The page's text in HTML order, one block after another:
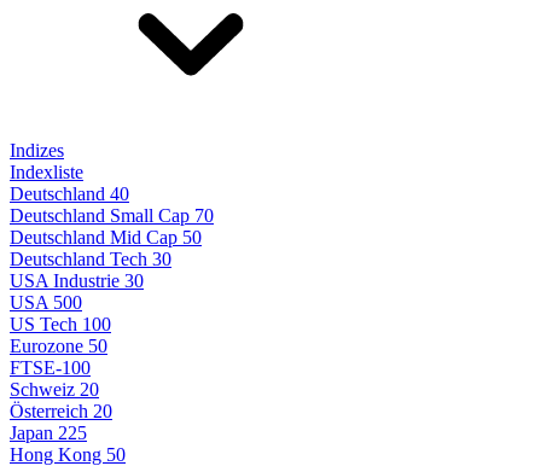
Indizes
Indexliste
Deutschland 40
Deutschland Small Cap 70
Deutschland Mid Cap 50
Deutschland Tech 30
USA Industrie 30
USA 500
US Tech 100
Eurozone 50
FTSE-100
Schweiz 20
Österreich 20
Japan 225
Hong Kong 50